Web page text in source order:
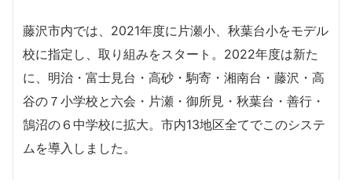
藤沢市内では、2021年度に片瀬小、秋葉台小をモデル
校に指定し、取り組みをスタート。2022年度は新た
に、明治・富士見台・高砂・駒寄・湘南台・藤沢・高
谷の７小学校と六会・片瀬・御所見・秋葉台・善行・
鵠沼の６中学校に拡大。市内13地区全てでこのシステ
ムを導入しました。